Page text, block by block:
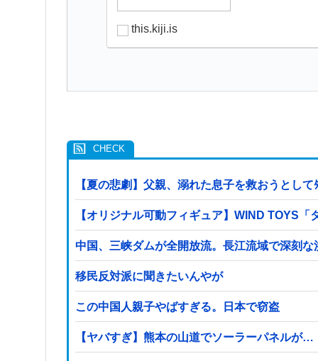
this.kiji.is
【夏の悲劇】父親、溺れた息子を救おうとし
【オリジナル可動フィギュア】WIND TOYS
中国、三峡ダムが全開放流。長江流域で深刻な
移民反対派に聞きたいんやが
この中国人親子やばすぎる。日本で窃盗
【ヤバすぎ】熊本の山道でソーラーパネルが…